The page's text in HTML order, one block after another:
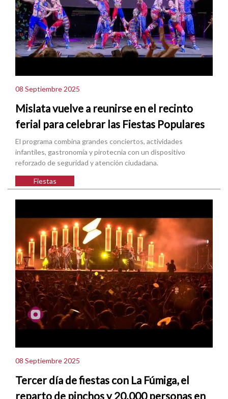
08 Septiembre 2025
Mislata vuelve a reunirse en el recinto
ferial para celebrar las Fiestas Populares
El programa combina grandes conciertos, actividades
infantiles, gastronomía y pirotecnia con un dispositivo
reforzado de seguridad y atención ciudadana.
Fiestas
08 Septiembre 2025
Tercer día de fiestas con La Fúmiga, el
reparto de pinchos y 20.000 personas en